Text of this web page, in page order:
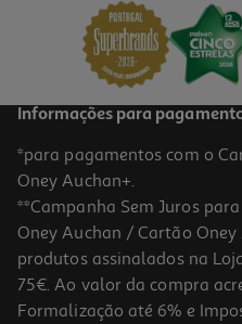
Price reduced from
-36%
Informações para
*para pagamentos com o
Oney Auchan+.
**Campanha Sem Juros
Oney Auchan / Cartão
produtos assinalados na
75€. Ao valor da compra
Formalização até 6% e